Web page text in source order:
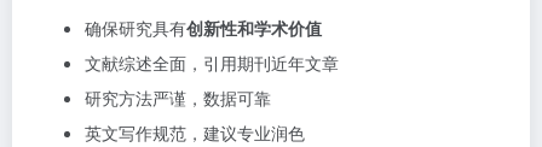
确保研究具有创新性和学术价值
文献综述全面，引用期刊近年文章
研究方法严谨，数据可靠
英文写作规范，建议专业润色